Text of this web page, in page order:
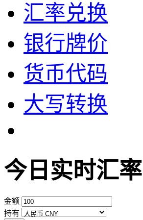
汇率兑换
银行牌价
货币代码
大写转换
今日实时汇率
金额
持有